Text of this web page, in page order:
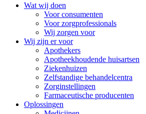
Wat wij doen
Voor consumenten
Voor zorgprofessionals
Wij zorgen voor
Wij zijn er voor
Apothekers
Apotheekhoudende huisartsen
Ziekenhuizen
Zelfstandige behandelcentra
Zorginstellingen
Farmaceutische producenten
Oplossingen